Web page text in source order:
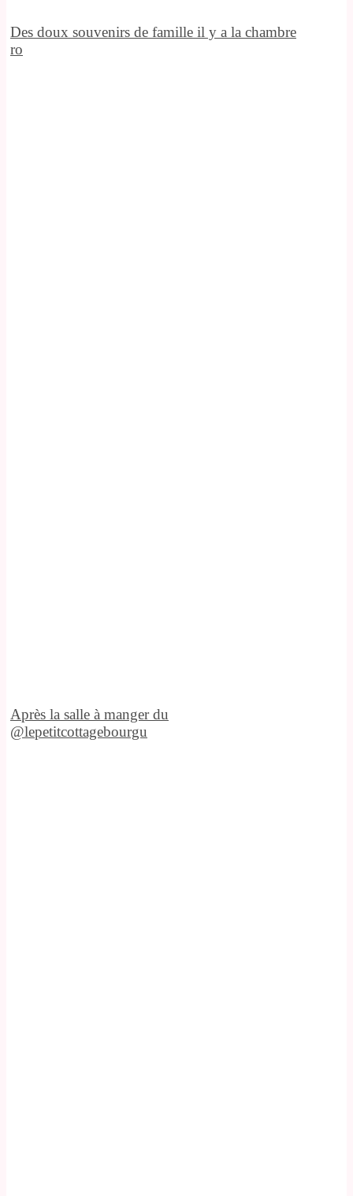
Des doux souvenirs de famille il y a la chambre
ro
Après la salle à manger du
@lepetitcottagebourgu